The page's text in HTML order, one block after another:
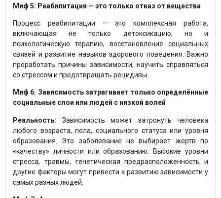
Миф 5: Реабилитация — это только отказ от вещества
Процесс реабилитации — это комплексная работа,
включающая не только детоксикацию, но и
психологическую терапию, восстановление социальных
связей и развитие навыков здорового поведения. Важно
проработать причины зависимости, научить справляться
со стрессом и предотвращать рецидивы.
Миф 6: Зависимость затрагивает только определённые
социальные слои или людей с низкой волей
Реальность: Зависимость может затронуть человека
любого возраста, пола, социального статуса или уровня
образования. Это заболевание не выбирает жертв по
«качеству» личности или образованию. Высокие уровни
стресса, травмы, генетическая предрасположенность и
другие факторы могут привести к развитию зависимости у
самых разных людей.